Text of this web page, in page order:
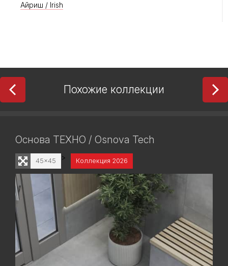
Айриш / Irish
Похожие коллекции
Основа ТЕХНО / Osnova Tech
>
45x45 Коллекция 2026